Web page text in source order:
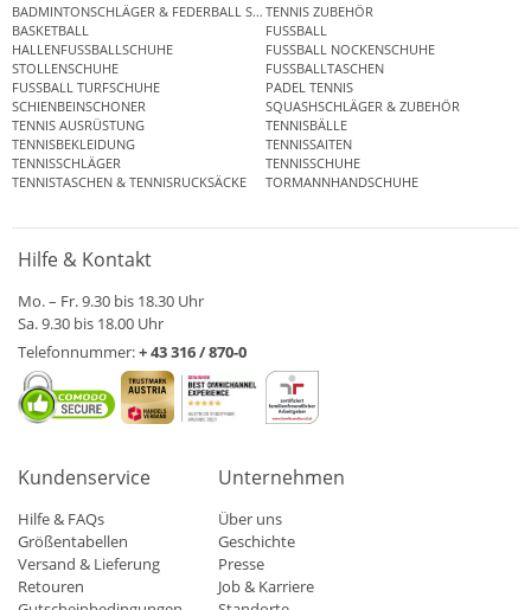
BADMINTONSCHLÄGER & FEDERBALL SETSTENNIS ZUBEHÖR
BASKETBALL
FUSSBALL
HALLENFUSSBALLSCHUHE
FUSSBALL NOCKENSCHUHE
STOLLENSCHUHE
FUSSBALLTASCHEN
FUSSBALL TURFSCHUHE
PADEL TENNIS
SCHIENBEINSCHONER
SQUASHSCHLÄGER & ZUBEHÖR
TENNIS AUSRÜSTUNG
TENNISBÄLLE
TENNISBEKLEIDUNG
TENNISSAITEN
TENNISSCHLÄGER
TENNISSCHUHE
TENNISTASCHEN & TENNISRUCKSÄCKE
TORMANNHANDSCHUHE
Hilfe & Kontakt
Mo. – Fr. 9.30 bis 18.30 Uhr
Sa. 9.30 bis 18.00 Uhr
Telefonnummer:+ 43 316 / 870-0
Kundenservice
Hilfe & FAQs
Größentabellen
Versand & Lieferung
Retouren
Unternehmen
Über uns
Geschichte
Presse
Job & Karriere